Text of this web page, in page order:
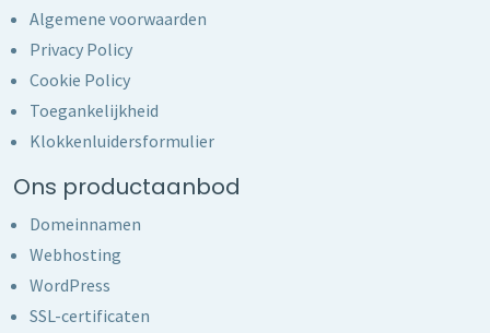
Algemene voorwaarden
Privacy Policy
Cookie Policy
Toegankelijkheid
Klokkenluidersformulier
Ons productaanbod
Domeinnamen
Webhosting
WordPress
SSL-certificaten